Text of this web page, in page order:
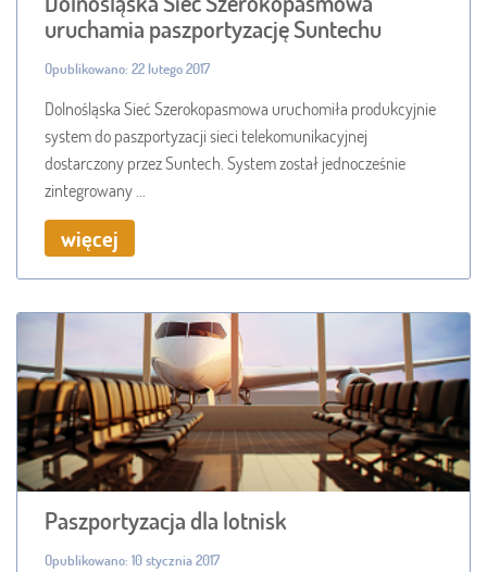
uruchamia paszportyzację Suntechu
Opublikowano: 22 lutego 2017
Dolnośląska Sieć Szerokopasmowa uruchomiła produkcyjnie
system do paszportyzacji sieci telekomunikacyjnej
dostarczony przez Suntech. System został jednocześnie
zintegrowany ...
więcej
Paszportyzacja dla lotnisk
Opublikowano: 10 stycznia 2017